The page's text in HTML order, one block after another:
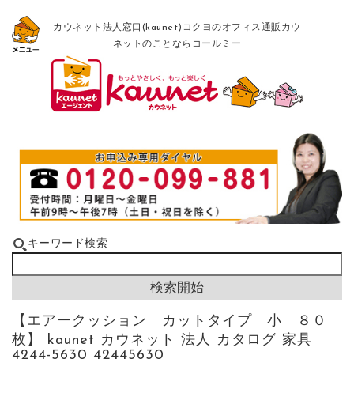
カウネット法人窓口(kaunet)コクヨのオフィス通販カウ
ネットのことならコールミー
キーワード検索
【エアークッション カットタイプ 小 ８０
枚】 kaunet カウネット 法人 カタログ 家具
4244-5630 42445630